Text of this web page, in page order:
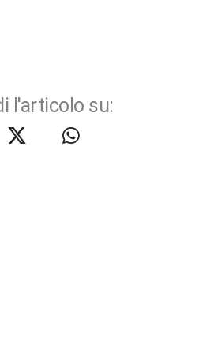
l'articolo su: